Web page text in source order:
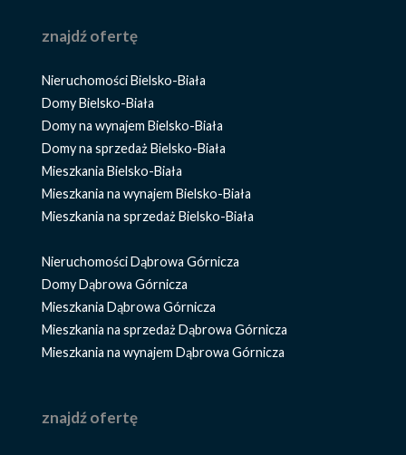
znajdź ofertę
Nieruchomości Bielsko-Biała
Domy Bielsko-Biała
Domy na wynajem Bielsko-Biała
Domy na sprzedaż Bielsko-Biała
Mieszkania Bielsko-Biała
Mieszkania na wynajem Bielsko-Biała
Mieszkania na sprzedaż Bielsko-Biała
Nieruchomości Dąbrowa Górnicza
Domy Dąbrowa Górnicza
Mieszkania Dąbrowa Górnicza
Mieszkania na sprzedaż Dąbrowa Górnicza
Mieszkania na wynajem Dąbrowa Górnicza
znajdź ofertę